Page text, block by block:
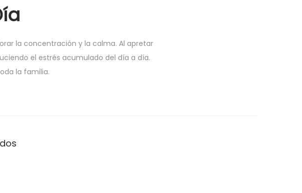
la concentración y la calma. Al apretar
el estrés acumulado del día a día.
la familia.